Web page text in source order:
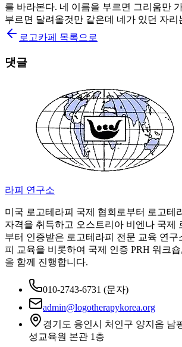
를 바라본다. 네 이름을 부르면 그리움만
부르면 달려올것만 같은데 네가 있던 자리
로고카페 목록으로
댓글
라피 연구소
미국 로고테라피 국제 협회로부터 로고테
자격을 취득하고 오스트리아 비엔나 국제
부터 인증받은 로고테라피 전문 교육 연
피 교육을 비롯하여 국제 인증 PRH 워크
을 함께 진행합니다.
010-2743-6731 (문자)
admin@logotherapykorea.org
경기도 용인시 처인구 양지읍 남
성교육원 본관 1층